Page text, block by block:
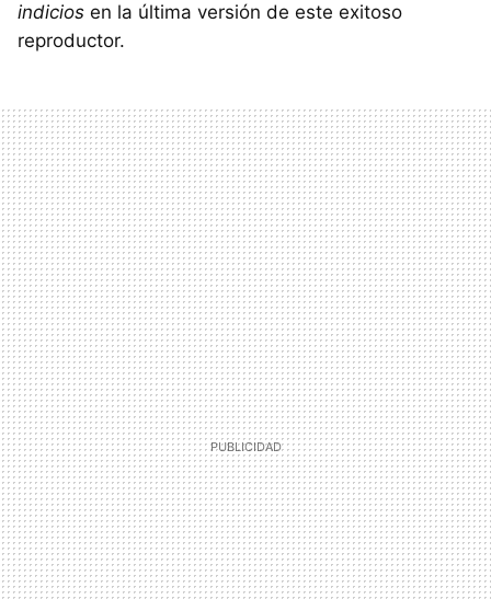
indicios en la última versión de este exitoso
reproductor.